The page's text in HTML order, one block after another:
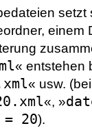
setzt
einem
« entstehen
« usw.
«, »
20).